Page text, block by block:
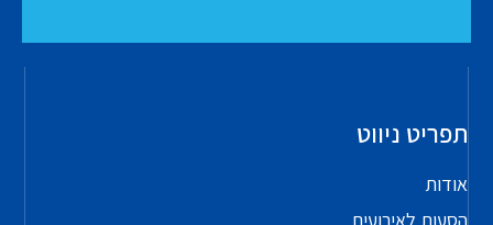
תפריט ניווט
אודות